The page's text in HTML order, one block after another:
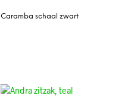
Caramba schaal zwart